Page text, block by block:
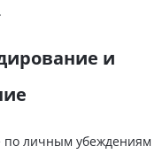
и
по личным убеждениям